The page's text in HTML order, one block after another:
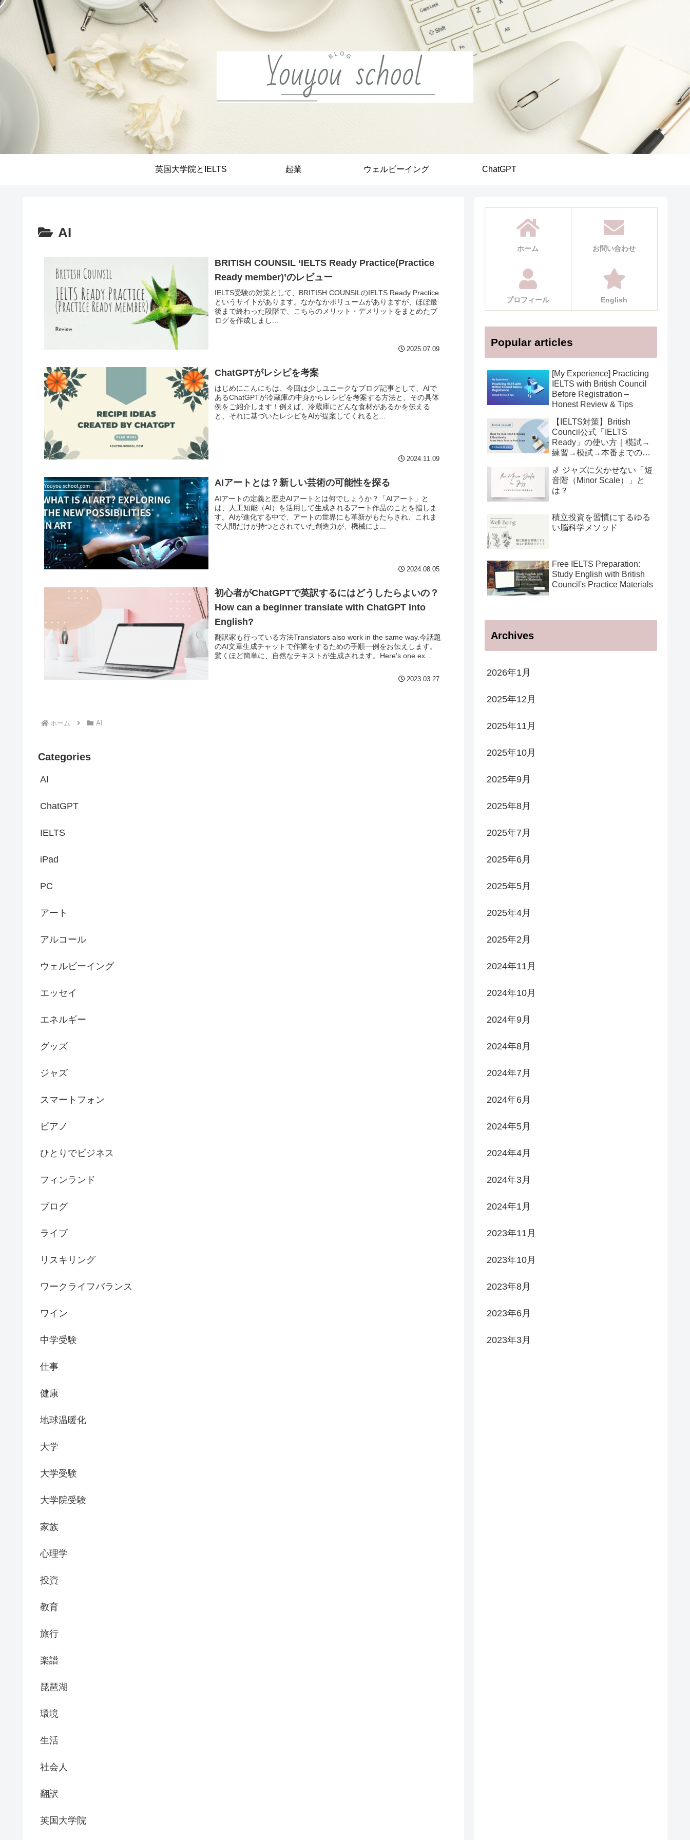
英国大学院とIELTS 起業 ウェルビーイング ChatGPT
AI
BRITISH COUNSIL ‘IELTS Ready Practice(Practice
Ready member)’のレビュー
IELTS受験の対策として、BRITISH COUNSILのIELTS Ready Practice
というサイトがあります。なかなかボリュームがありますが、ほぼ最
後まで終わった段階で、こちらのメリット・デメリットをまとめたブ
ログを作成しまし...
2025.07.09
ChatGPTがレシピを考案
はじめにこんにちは、今回は少しユニークなブログ記事として、AIで
あるChatGPTが冷蔵庫の中身からレシピを考案する方法と、その具体
例をご紹介します！例えば、冷蔵庫にどんな食材があるかを伝える
と、それに基づいたレシピをAIが提案してくれると...
2024.11.09
AIアートとは？新しい芸術の可能性を探る
AIアートの定義と歴史AIアートとは何でしょうか？「AIアート」と
は、人工知能（AI）を活用して生成されるアート作品のことを指しま
す。AIが進化する中で、アートの世界にも革新がもたらされ、これま
で人間だけが持つとされていた創造力が、機械によ...
2024.08.05
初心者がChatGPTで英訳するにはどうしたらよいの？
How can a beginner translate with ChatGPT into
English?
翻訳家も行っている方法Translators also work in the same way.今話題
のAI文章生成チャットで作業をするための手順一例をお伝えします。
驚くほど簡単に、自然なテキストが生成されます。Here's one ex...
2023.03.27
ホーム AI
Categories
AI
ChatGPT
IELTS
iPad
PC
アート
アルコール
ウェルビーイング
エッセイ
エネルギー
グッズ
ジャズ
スマートフォン
ピアノ
ひとりでビジネス
フィンランド
ブログ
ライブ
リスキリング
ワークライフバランス
ワイン
中学受験
仕事
健康
地球温暖化
大学
大学受験
大学院受験
家族
心理学
投資
教育
旅行
楽譜
琵琶湖
環境
生活
社会人
翻訳
英国大学院
ホーム お問い合わせ
プロフィール English
Popular articles
[My Experience] Practicing
IELTS with British Council
Before Registration –
Honest Review & Tips
【IELTS対策】British
Council公式「IELTS
Ready」の使い方｜模試→
練習→模試→本番までの活
🎷 ジャズに欠かせない「短
音階（Minor Scale）」と
は？
積立投資を習慣にするゆる
い脳科学メソッド
Free IELTS Preparation:
Study English with British
Council's Practice Materials
Archives
2026年1月
2025年12月
2025年11月
2025年10月
2025年9月
2025年8月
2025年7月
2025年6月
2025年5月
2025年4月
2025年2月
2024年11月
2024年10月
2024年9月
2024年8月
2024年7月
2024年6月
2024年5月
2024年4月
2024年3月
2024年1月
2023年11月
2023年10月
2023年8月
2023年6月
2023年3月